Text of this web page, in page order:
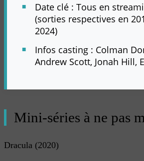
Date clé : Tous en
(sorties respectives en
2024)
Infos casting : Colman
Andrew Scott, Jonah Hill,
Mini-séries à ne pas
Dracula (2020)